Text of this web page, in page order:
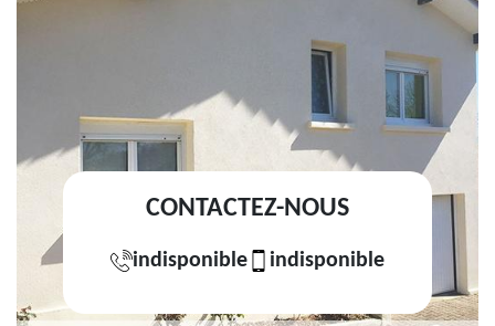
CONTACTEZ-NOUS
indisponible indisponible